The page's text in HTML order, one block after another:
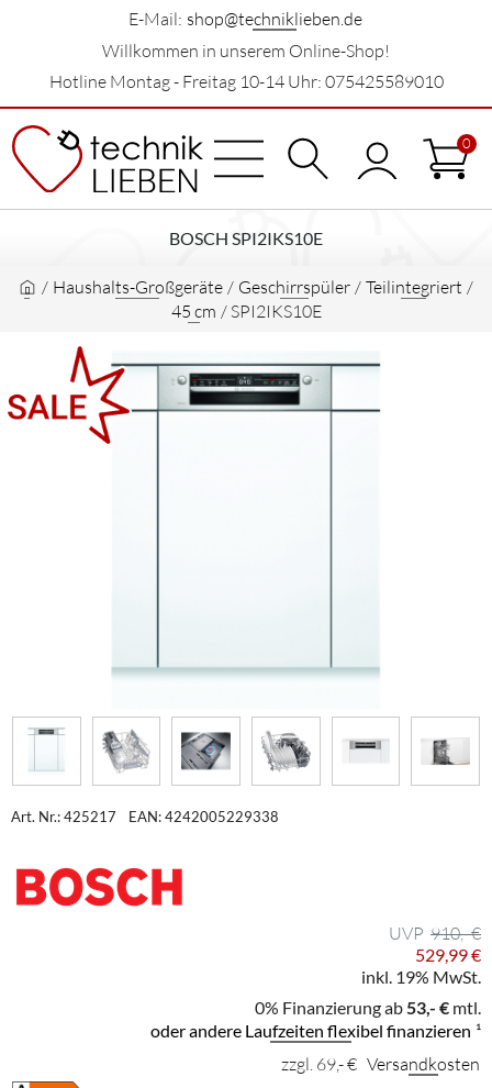
E-Mail: shop@techniklieben.de
Willkommen in unserem Online-Shop!
Hotline Montag - Freitag 10-14 Uhr: 075425589010
0
BOSCH SPI2IKS10E
/ Haushalts-Großgeräte / Geschirrspüler / Teilintegriert /
45 cm / SPI2IKS10E
Art. Nr.: 425217 EAN: 4242005229338
910,- €
529,99 €
inkl. 19% MwSt.
0% Finanzierung ab 53,- € mtl.
oder andere Laufzeiten flexibel finanzieren ¹
zzgl. 69,- € Versandkosten